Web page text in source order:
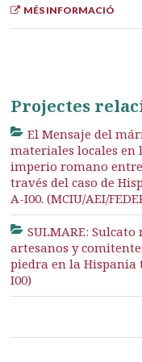
MÉS INFORMACIÓ
Projectes
El Mensaje del
materiales locales en
imperio romano
través del caso de
A-I00. (MCIU/AEI/
SULMARE:
artesanos y
piedra en la Hispania
I00)